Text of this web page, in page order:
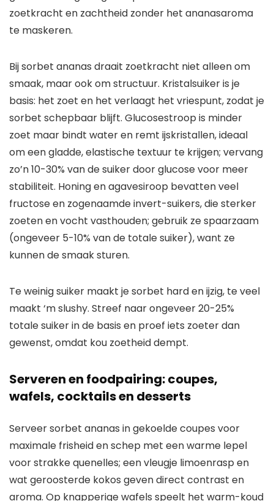
zoetkracht en zachtheid zonder het ananasaroma
te maskeren.
Bij sorbet ananas draait zoetkracht niet alleen om
smaak, maar ook om structuur. Kristalsuiker is je
basis: het zoet en het verlaagt het vriespunt, zodat je
sorbet schepbaar blijft. Glucosestroop is minder
zoet maar bindt water en remt ijskristallen, ideaal
om een gladde, elastische textuur te krijgen; vervang
zo’n 10-30% van de suiker door glucose voor meer
stabiliteit. Honing en agavesiroop bevatten veel
fructose en zogenaamde invert-suikers, die sterker
zoeten en vocht vasthouden; gebruik ze spaarzaam
(ongeveer 5-10% van de totale suiker), want ze
kunnen de smaak sturen.
Te weinig suiker maakt je sorbet hard en ijzig, te veel
maakt ‘m slushy. Streef naar ongeveer 20-25%
totale suiker in de basis en proef iets zoeter dan
gewenst, omdat kou zoetheid dempt.
Serveren en foodpairing: coupes,
wafels, cocktails en desserts
Serveer sorbet ananas in gekoelde coupes voor
maximale frisheid en schep met een warme lepel
voor strakke quenelles; een vleugje limoenrasp en
wat geroosterde kokos geven direct contrast en
aroma. Op knapperige wafels speelt het warm-koud